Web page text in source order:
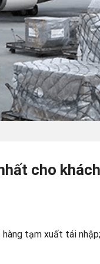
cho khách
hàng tạm xuất tái nhập;